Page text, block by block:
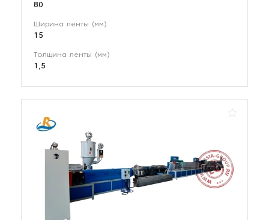
80
Ширина ленты (мм)
15
Толщина ленты (мм)
1,5